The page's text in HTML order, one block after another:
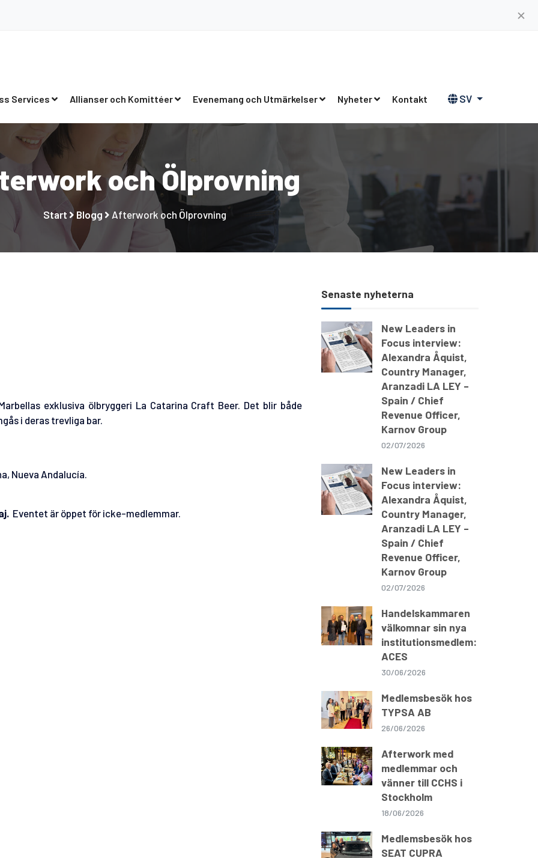
✕
Services Allianser och Komittéer Evenemang och Utmärkelser Nyheter Kontakt SV
och Ölprovning
Start Blogg Afterwork och Ölprovning
exklusiva ölbryggeri La Catarina Craft Beer. Det blir både
i deras trevliga bar.
Nueva Andalucía.
Eventet är öppet för icke-medlemmar.
Senaste nyheterna
New Leaders in
Focus interview:
Alexandra Åquist,
Country Manager,
Aranzadi LA LEY –
Spain / Chief
Revenue Officer,
Karnov Group
02/07/2026
New Leaders in
Focus interview:
Alexandra Åquist,
Country Manager,
Aranzadi LA LEY –
Spain / Chief
Revenue Officer,
Karnov Group
02/07/2026
Handelskammaren
välkomnar sin nya
institutionsmedlem:
ACES
30/06/2026
Medlemsbesök hos
TYPSA AB
26/06/2026
Afterwork med
medlemmar och
vänner till CCHS i
Stockholm
18/06/2026
Medlemsbesök hos
SEAT CUPRA